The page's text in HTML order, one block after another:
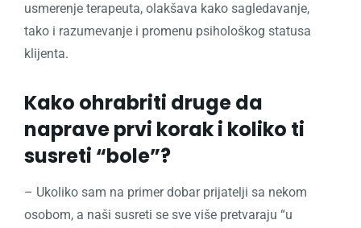
usmerenje terapeuta, olakšava kako sagledavanje,
tako i razumevanje i promenu psihološkog statusa
klijenta.
Kako ohrabriti druge da
naprave prvi korak i koliko ti
susreti “bole”?
– Ukoliko sam na primer dobar prijatelji sa nekom
osobom, a naši susreti se sve više pretvaraju “u